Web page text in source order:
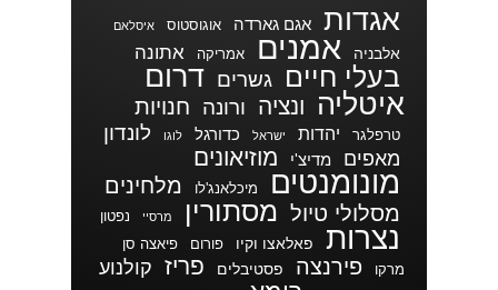
אגדות אגם גארדה אוגוסטוס איסלאם
אלבניה אמנים אמריקה אתונה
בעלי חיים גשרים דרום
איטליה
ונציה ורונה חנויות
טרפלגר יהדות ישראל כדורגל לוגו לונדון
מאפים מדיצ'י מוזיאונים
מונומנטים מיכלאנג'לו
מלחינים
מסלולי טיול מסתורין מרסיי נפטון
נצרות פאלאצו וקיו פורום
פיאצה סן
מרקו
פירנצה פסטיבלים פריז קולנוע